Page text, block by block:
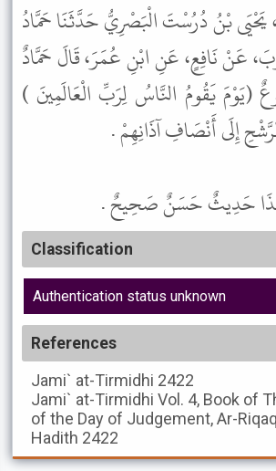
يَحْيَى بْنُ دُرُسْتَ الْبَصْرِيُّ حَدَّثَنَا حَمَّادُ
عَنْ نَافِعٍ، عَنِ ابْنِ عُمَرَ، قَالَ حَمَّادٌ
(يَوْمَ يَقُومُ النَّاسُ لِرَبِّ الْعَالَمِينَ )
إِلَى أَنْصَافِ آذَانِهِمْ .
حَدِيثٌ حَسَنٌ صَحِيحٌ .
Classification
Authentication status unknown
References
Jami` at-Tirmidhi 2422
Jami` at-Tirmidhi Vol. 4, Book of
of the Day of Judgement, Ar-
Hadith 2422